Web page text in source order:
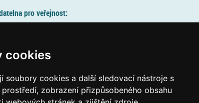
cookies
soubory cookies a další sledovací nástroje s
zobrazení přizpůsobeného obsahu
pro veřejnost:
informací
podatelna: